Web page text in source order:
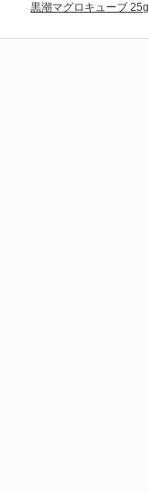
黒潮マグロキューブ 25g